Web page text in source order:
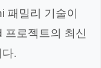
패밀리 기술이
프로젝트의 최신
.